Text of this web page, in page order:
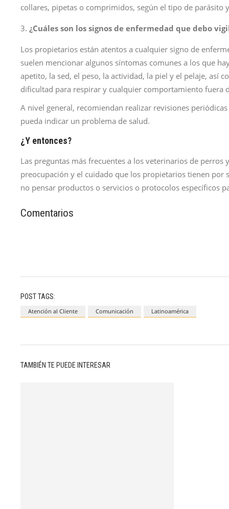
collares, pipetas o comprimidos, según el tipo de parásito
¿Cuáles son los signos de enfermedad que debo
Los propietarios están atentos a cualquier signo de
suelen mencionar algunos síntomas comunes a los que
apetito, la sed, el peso, la actividad, la piel y el pelaje, así
dificultad para respirar y cualquier comportamiento fuera
A nivel general, recomiendan realizar revisiones
pueda indicar un problema de salud.
¿Y entonces?
Las preguntas más frecuentes a los veterinarios de perros
preocupación y el cuidado que los propietarios tienen por
no pensar productos o servicios o protocolos específicos
Comentarios
POST TAGS:
Atención al Cliente Comunicación Latinoamérica
TAMBIÉN TE PUEDE INTERESAR